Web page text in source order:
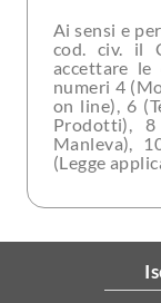
Ai sensi e per gli effetti degli articoli 1341 e 1342
cod. civ. il
accettare le
numeri 4
on line), 6
Prodotti),
Manleva),
(Legge